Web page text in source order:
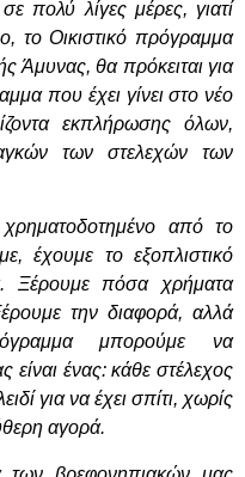
πολύ λίγες μέρες, γιατί
το Οικιστικό πρόγραμμα
Άμυνας, θα πρόκειται για
που έχει γίνει στο νέο
εκπλήρωσης όλων,
των στελεχών των
από το
έχουμε το εξοπλιστικό
Ξέρουμε πόσα χρήματα
την διαφορά, αλλά
μπορούμε να
ένας: κάθε στέλεχος
για να έχει σπίτι, χωρίς
αγορά.